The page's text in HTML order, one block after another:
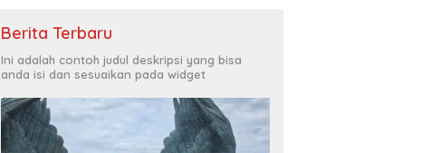
Berita Terbaru
Ini adalah contoh judul deskripsi yang bisa
anda isi dan sesuaikan pada widget